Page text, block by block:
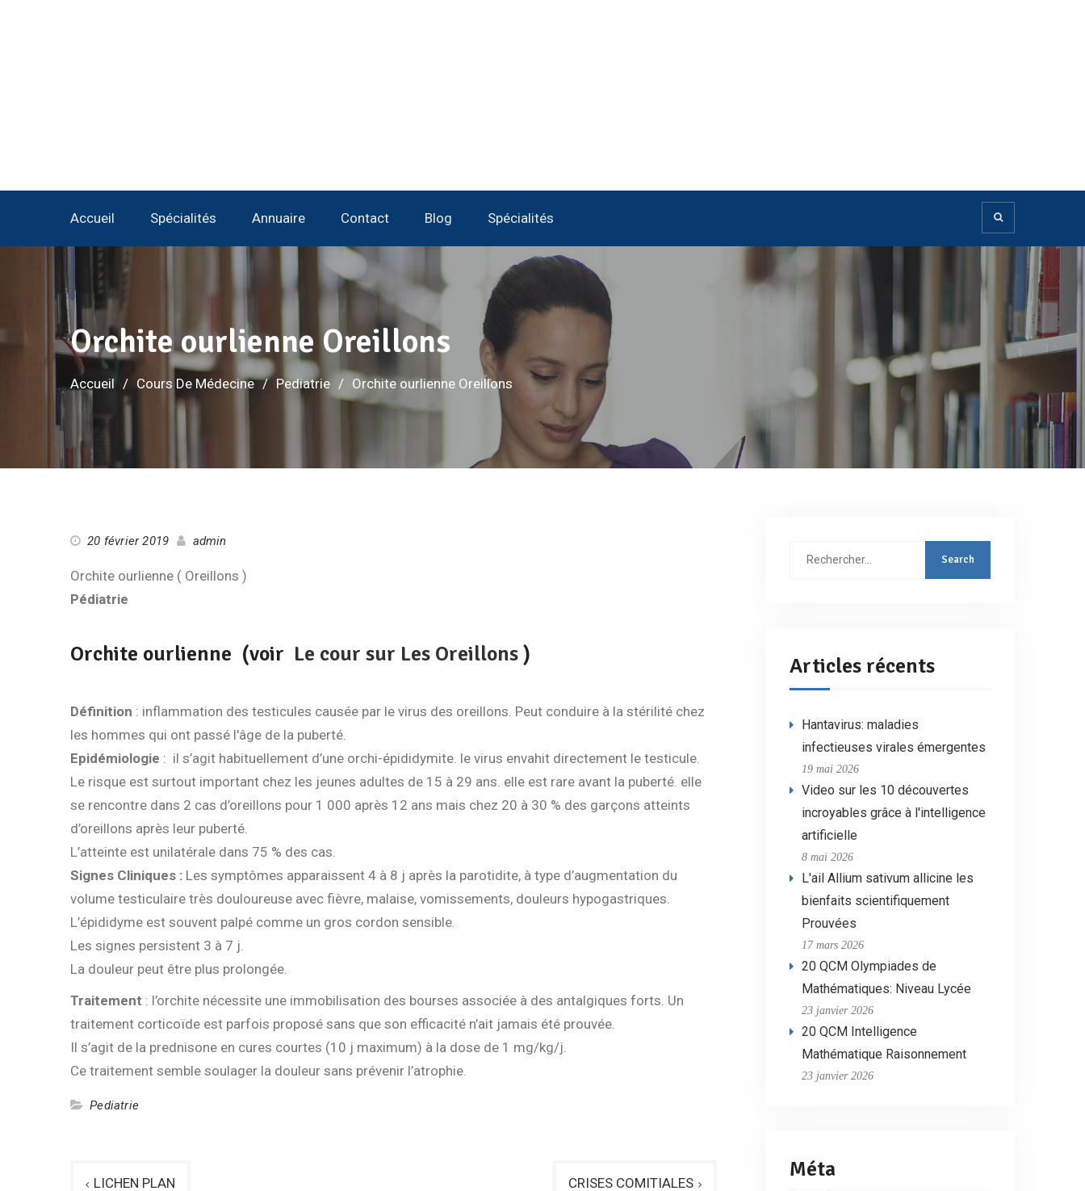
Accueil Spécialités Annuaire Contact Blog Spécialités
Orchite ourlienne Oreillons
Accueil Cours De Médecine Pediatrie Orchite ourlienne Oreillons
20 février 2019 admin
Orchite ourlienne ( Oreillons )
Pédiatrie
Orchite ourlienne (voir Le cour sur Les Oreillons)
Définition : inflammation des testicules causée par le virus des oreillons. Peut conduire à la stérilité chez
les hommes qui ont passé l'âge de la puberté.
Epidémiologie : il s’agit habituellement d’une orchi-épididymite. le virus envahit directement le testicule.
Le risque est surtout important chez les jeunes adultes de 15 à 29 ans. elle est rare avant la puberté. elle
se rencontre dans 2 cas d’oreillons pour 1 000 après 12 ans mais chez 20 à 30 % des garçons atteints
d’oreillons après leur puberté.
L’atteinte est unilatérale dans 75 % des cas.
Signes Cliniques : Les symptômes apparaissent 4 à 8 j après la parotidite, à type d’augmentation du
volume testiculaire très douloureuse avec fièvre, malaise, vomissements, douleurs hypogastriques.
L’épididyme est souvent palpé comme un gros cordon sensible.
Les signes persistent 3 à 7 j.
La douleur peut être plus prolongée.
Traitement : l’orchite nécessite une immobilisation des bourses associée à des antalgiques forts. Un
traitement corticoïde est parfois proposé sans que son efficacité n’ait jamais été prouvée.
Il s’agit de la prednisone en cures courtes (10 j maximum) à la dose de 1 mg/kg/j.
Ce traitement semble soulager la douleur sans prévenir l’atrophie.
Pediatrie
Navigation
LICHEN PLAN CRISES COMITIALES
Rechercher
Articles récents
Hantavirus: maladies
infectieuses virales émergentes
19 mai 2026
Video sur les 10 découvertes
incroyables grâce à l'intelligence
artificielle
8 mai 2026
L'ail Allium sativum allicine les
bienfaits scientifiquement
Prouvées
17 mars 2026
20 QCM Olympiades de
Mathématiques: Niveau Lycée
23 janvier 2026
20 QCM Intelligence
Mathématique Raisonnement
23 janvier 2026
Méta